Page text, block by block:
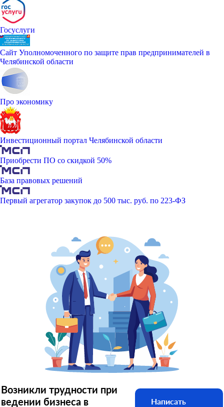
Госуслуги
Сайт Уполномоченного по защите прав предпринимателей в
Челябинской области
Про экономику
Инвестиционный портал Челябинской области
Приобрести ПО со скидкой 50%
База правовых решений
Первый агрегатор закупок до 500 тыс. руб. по 223-ФЗ
Возникли трудности при
ведении бизнеса в
Написать